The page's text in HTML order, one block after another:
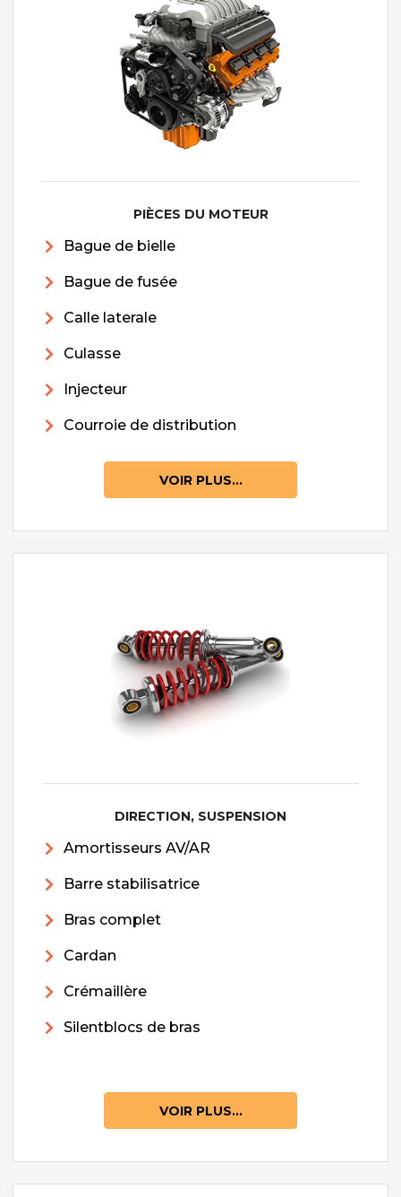
PIÈCES DU MOTEUR
Bague de bielle
Bague de fusée
Calle laterale
Culasse
Injecteur
Courroie de distribution
VOIR PLUS...
DIRECTION, SUSPENSION
Amortisseurs AV/AR
Barre stabilisatrice
Bras complet
Cardan
Crémaillère
Silentblocs de bras
VOIR PLUS...